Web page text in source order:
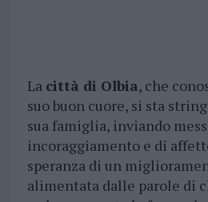
La città di Olbia, che
suo buon cuore, si sta
sua famiglia, inviando
incoraggiamento e di
speranza di un
alimentata dalle parole di